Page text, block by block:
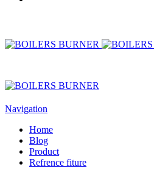
Navigation
Home
Blog
Product
Refrence fiture